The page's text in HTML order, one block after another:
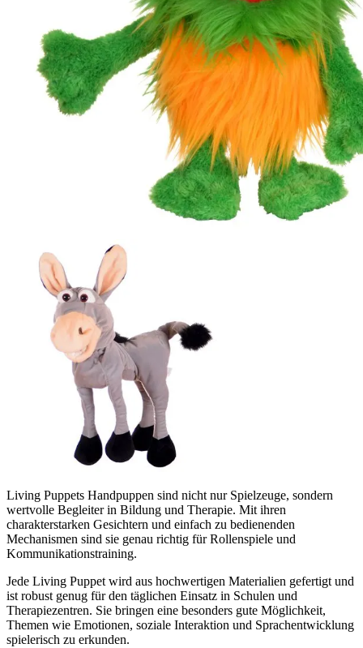
Living Puppets Handpuppen sind nicht nur Spielzeuge, sondern
wertvolle Begleiter in Bildung und Therapie. Mit ihren
charakterstarken Gesichtern und einfach zu bedienenden
Mechanismen sind sie genau richtig für Rollenspiele und
Kommunikationstraining.
Jede Living Puppet wird aus hochwertigen Materialien gefertigt und
ist robust genug für den täglichen Einsatz in Schulen und
Therapiezentren. Sie bringen eine besonders gute Möglichkeit,
Themen wie Emotionen, soziale Interaktion und Sprachentwicklung
spielerisch zu erkunden.